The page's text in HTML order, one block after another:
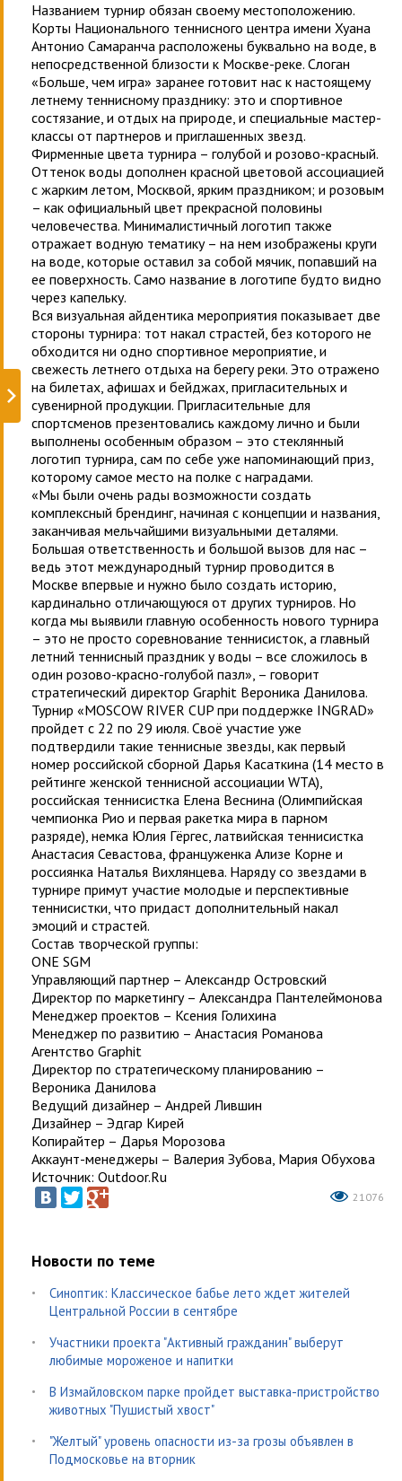
Названием турнир обязан своему местоположению.
Корты Национального теннисного центра имени Хуана
Антонио Самаранча расположены буквально на воде, в
непосредственной близости к Москве-реке. Слоган
«Больше, чем игра» заранее готовит нас к настоящему
летнему теннисному празднику: это и спортивное
состязание, и отдых на природе, и специальные мастер-
классы от партнеров и приглашенных звезд.
Фирменные цвета турнира – голубой и розово-красный.
Оттенок воды дополнен красной цветовой ассоциацией
с жарким летом, Москвой, ярким праздником; и розовым
– как официальный цвет прекрасной половины
человечества. Минималистичный логотип также
отражает водную тематику – на нем изображены круги
на воде, которые оставил за собой мячик, попавший на
ее поверхность. Само название в логотипе будто видно
через капельку.
Вся визуальная айдентика мероприятия показывает две
стороны турнира: тот накал страстей, без которого не
обходится ни одно спортивное мероприятие, и
свежесть летнего отдыха на берегу реки. Это отражено
на билетах, афишах и бейджах, пригласительных и
сувенирной продукции. Пригласительные для
спортсменов презентовались каждому лично и были
выполнены особенным образом – это стеклянный
логотип турнира, сам по себе уже напоминающий приз,
которому самое место на полке с наградами.
«Мы были очень рады возможности создать
комплексный брендинг, начиная с концепции и названия,
заканчивая мельчайшими визуальными деталями.
Большая ответственность и большой вызов для нас –
ведь этот международный турнир проводится в
Москве впервые и нужно было создать историю,
кардинально отличающуюся от других турниров. Но
когда мы выявили главную особенность нового турнира
– это не просто соревнование теннисисток, а главный
летний теннисный праздник у воды – все сложилось в
один розово-красно-голубой пазл», – говорит
стратегический директор Graphit Вероника Данилова.
Турнир «MOSCOW RIVER CUP при поддержке INGRAD»
пройдет с 22 по 29 июля. Своё участие уже
подтвердили такие теннисные звезды, как первый
номер российской сборной Дарья Касаткина (14 место в
рейтинге женской теннисной ассоциации WTA),
российская теннисистка Елена Веснина (Олимпийская
чемпионка Рио и первая ракетка мира в парном
разряде), немка Юлия Гёргес, латвийская теннисистка
Анастасия Севастова, француженка Ализе Корне и
россиянка Наталья Вихлянцева. Наряду со звездами в
турнире примут участие молодые и перспективные
теннисистки, что придаст дополнительный накал
эмоций и страстей.
Состав творческой группы:
ONE SGM
Управляющий партнер – Александр Островский
Директор по маркетингу – Александра Пантелеймонова
Менеджер проектов – Ксения Голихина
Менеджер по развитию – Анастасия Романова
Агентство Graphit
Директор по стратегическому планированию –
Вероника Данилова
Ведущий дизайнер – Андрей Лившин
Дизайнер – Эдгар Кирей
Копирайтер – Дарья Морозова
Аккаунт-менеджеры – Валерия Зубова, Мария Обухова
Источник: Outdoor.Ru
21076
Новости по теме
Синоптик: Классическое бабье лето ждет жителей
Центральной России в сентябре
Участники проекта "Активный гражданин" выберут
любимые мороженое и напитки
В Измайловском парке пройдет выставка-пристройство
животных "Пушистый хвост"
"Желтый" уровень опасности из-за грозы объявлен в
Подмосковье на вторник